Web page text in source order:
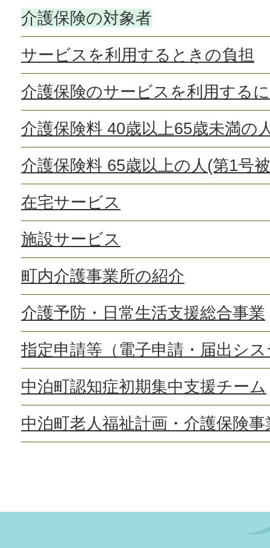
介護保険の対象者
サービスを利用するときの負担
介護保険のサービスを利用する
介護保険料 40歳以上65歳未満の
介護保険料 65歳以上の人(第1号
在宅サービス
施設サービス
町内介護事業所の紹介
介護予防・日常生活支援総合事業
指定申請等（電子申請・届出シ
中泊町認知症初期集中支援チーム
中泊町老人福祉計画・介護保険事